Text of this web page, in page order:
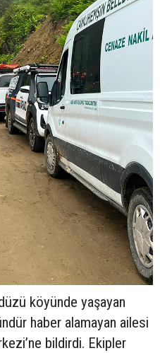
köyünde yaşayan
haber alamayan ailesi
bildirdi. Ekipler